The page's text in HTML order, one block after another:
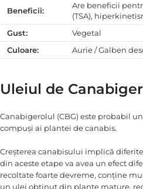
Beneficii:
Are beneficii
(TSA),
Gust:
Vegetal
Culoare:
Aurie / Galben
Uleiul de
Canabigerolul (CBG) este probabil
compuși ai plantei de canabis.
Creșterea canabisului implică
din aceste etape va avea un efect
recoltate foarte devreme, conține
un ulei obținut din plante mature,